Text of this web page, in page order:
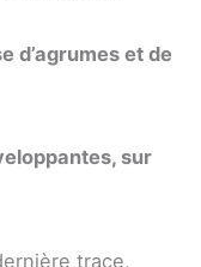
d’agrumes et de
sur
trace,